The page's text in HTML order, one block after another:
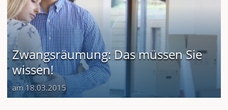
Zwangsräumung: Das müssen Sie
wissen!
am 18.03.2015